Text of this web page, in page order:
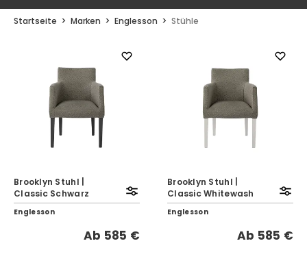
Startseite Marken Englesson Stühle
Brooklyn Stuhl |
Classic Schwarz
Englesson
Ab 585 €
Brooklyn Stuhl |
Classic Whitewash
Englesson
Ab 585 €